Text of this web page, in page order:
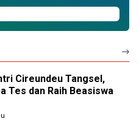
Cireundeu Tangsel,
Tes dan Raih Beasiswa